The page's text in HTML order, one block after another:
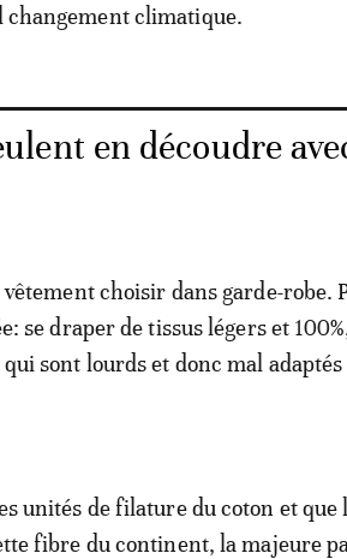
changement climatique.
en découdre
choisir dans garde-robe.
se draper de tissus légers et
sont lourds et donc mal adaptés
unités de filature du coton et que
fibre du continent, la majeure